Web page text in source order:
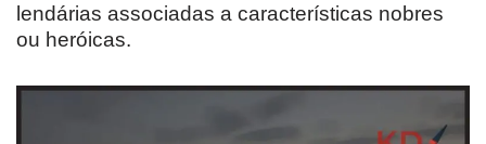
lendárias associadas a características nobres
ou heróicas.